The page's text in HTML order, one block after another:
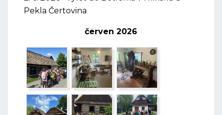
Pekla Čertovina
červen 2026